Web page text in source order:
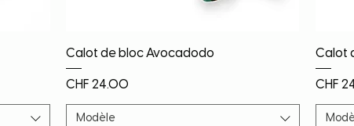
Quick View
Calot de bloc Avocadodo
Price
CHF 24.00
Modèle
Calot
Price
CHF